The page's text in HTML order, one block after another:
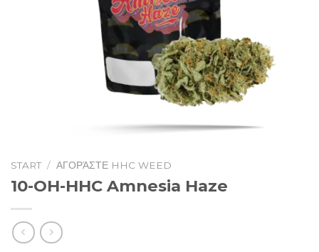
START / ΑΓΟΡΆΣΤΕ HHC WEED
10-OH-HHC Amnesia Haze